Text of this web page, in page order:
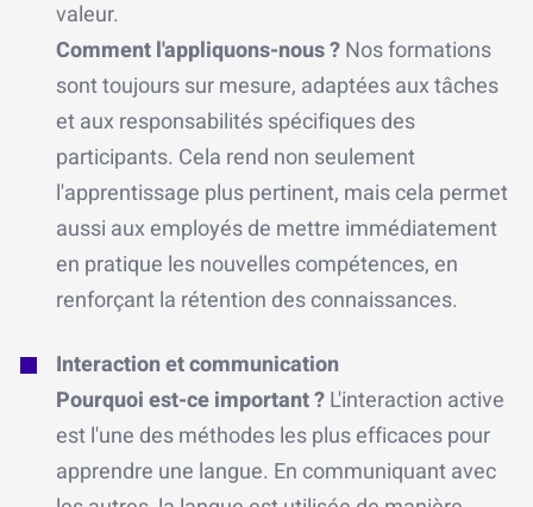
valeur.
Comment l'appliquons-nous ?Nos formations
sont toujours sur mesure, adaptées aux tâches
et aux responsabilités spécifiques des
participants. Cela rend non seulement
l'apprentissage plus pertinent, mais cela permet
aussi aux employés de mettre immédiatement
en pratique les nouvelles compétences, en
renforçant la rétention des connaissances.
Interaction et communication
Pourquoi est-ce important ?L'interaction active
est l'une des méthodes les plus efficaces pour
apprendre une langue. En communiquant avec